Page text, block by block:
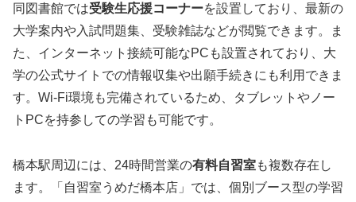
同図書館では受験生応援コーナーを設置しており、最新の
大学案内や入試問題集、受験雑誌などが閲覧できます。ま
た、インターネット接続可能なPCも設置されており、大
学の公式サイトでの情報収集や出願手続きにも利用できま
す。Wi-Fi環境も完備されているため、タブレットやノー
トPCを持参しての学習も可能です。
橋本駅周辺には、24時間営業の有料自習室も複数存在し
ます。「自習室うめだ橋本店」では、個別ブース型の学習